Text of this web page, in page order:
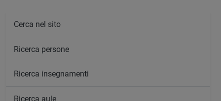
Cerca nel sito
Ricerca persone
Ricerca insegnamenti
Ricerca aule